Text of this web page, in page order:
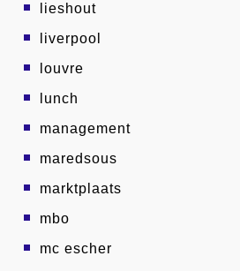
lieshout
liverpool
louvre
lunch
management
maredsous
marktplaats
mbo
mc escher